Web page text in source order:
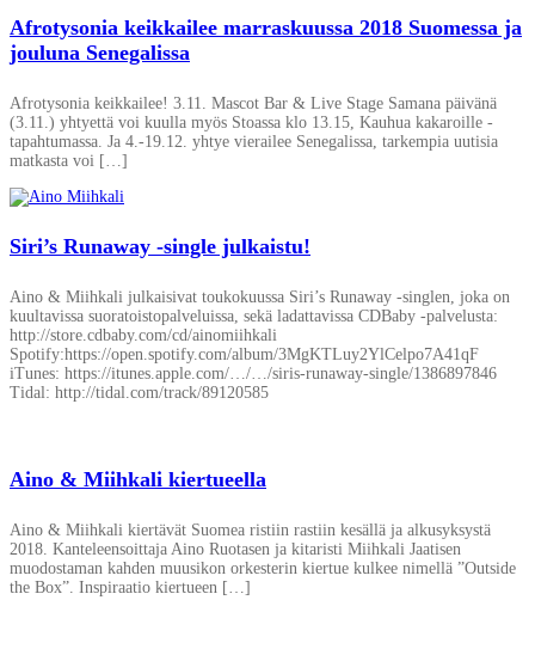
Afrotysonia keikkailee marraskuussa 2018 Suomessa ja
jouluna Senegalissa
Afrotysonia keikkailee! 3.11. Mascot Bar & Live Stage Samana päivänä
(3.11.) yhtyettä voi kuulla myös Stoassa klo 13.15, Kauhua kakaroille -
tapahtumassa. Ja 4.-19.12. yhtye vierailee Senegalissa, tarkempia uutisia
matkasta voi […]
Siri’s Runaway -single julkaistu!
Aino & Miihkali julkaisivat toukokuussa Siri’s Runaway -singlen, joka on
kuultavissa suoratoistopalveluissa, sekä ladattavissa CDBaby -palvelusta:
http://store.cdbaby.com/cd/ainomiihkali
Spotify:https://open.spotify.com/album/3MgKTLuy2YlCelpo7A41qF
iTunes: https://itunes.apple.com/…/…/siris-runaway-single/1386897846
Tidal: http://tidal.com/track/89120585
Aino & Miihkali kiertueella
Aino & Miihkali kiertävät Suomea ristiin rastiin kesällä ja alkusyksystä
2018. Kanteleensoittaja Aino Ruotasen ja kitaristi Miihkali Jaatisen
muodostaman kahden muusikon orkesterin kiertue kulkee nimellä ”Outside
the Box”. Inspiraatio kiertueen […]